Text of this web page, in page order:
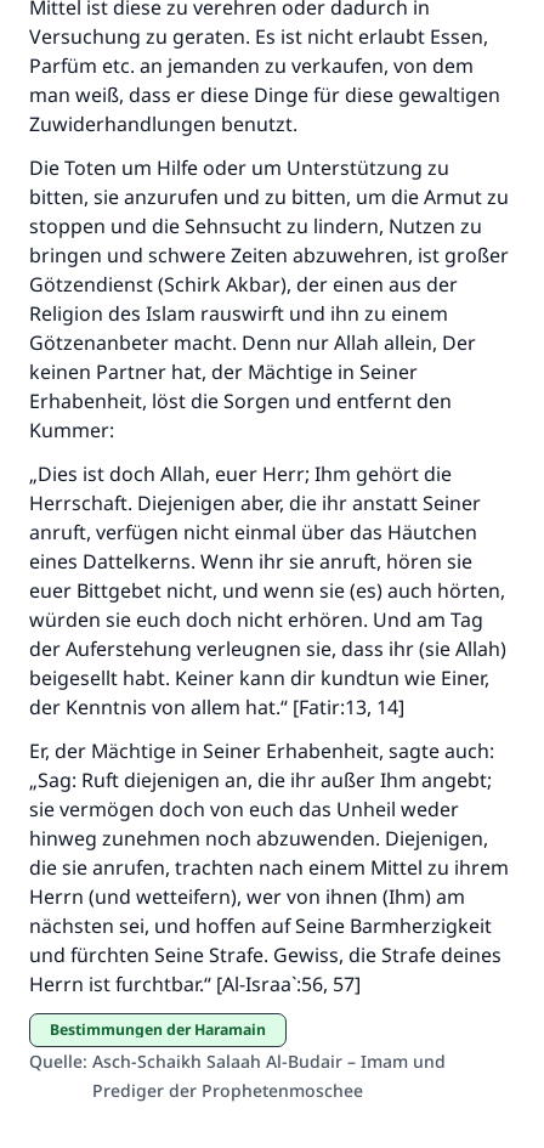
Mittel ist diese zu verehren oder dadurch in
Versuchung zu geraten. Es ist nicht erlaubt Essen,
Parfüm etc. an jemanden zu verkaufen, von dem
man weiß, dass er diese Dinge für diese gewaltigen
Zuwiderhandlungen benutzt.
Die Toten um Hilfe oder um Unterstützung zu
bitten, sie anzurufen und zu bitten, um die Armut zu
stoppen und die Sehnsucht zu lindern, Nutzen zu
bringen und schwere Zeiten abzuwehren, ist großer
Götzendienst (Schirk Akbar), der einen aus der
Religion des Islam rauswirft und ihn zu einem
Götzenanbeter macht. Denn nur Allah allein, Der
keinen Partner hat, der Mächtige in Seiner
Erhabenheit, löst die Sorgen und entfernt den
Kummer:
„Dies ist doch Allah, euer Herr; Ihm gehört die
Herrschaft. Diejenigen aber, die ihr anstatt Seiner
anruft, verfügen nicht einmal über das Häutchen
eines Dattelkerns. Wenn ihr sie anruft, hören sie
euer Bittgebet nicht, und wenn sie (es) auch hörten,
würden sie euch doch nicht erhören. Und am Tag
der Auferstehung verleugnen sie, dass ihr (sie Allah)
beigesellt habt. Keiner kann dir kundtun wie Einer,
der Kenntnis von allem hat.“ [Fatir:13, 14]
Er, der Mächtige in Seiner Erhabenheit, sagte auch:
„Sag: Ruft diejenigen an, die ihr außer Ihm angebt;
sie vermögen doch von euch das Unheil weder
hinweg zunehmen noch abzuwenden. Diejenigen,
die sie anrufen, trachten nach einem Mittel zu ihrem
Herrn (und wetteifern), wer von ihnen (Ihm) am
nächsten sei, und hoffen auf Seine Barmherzigkeit
und fürchten Seine Strafe. Gewiss, die Strafe deines
Herrn ist furchtbar.“ [Al-Israa`:56, 57]
Bestimmungen der Haramain
Quelle: Asch-Schaikh Salaah Al-Budair – Imam und
Prediger der Prophetenmoschee